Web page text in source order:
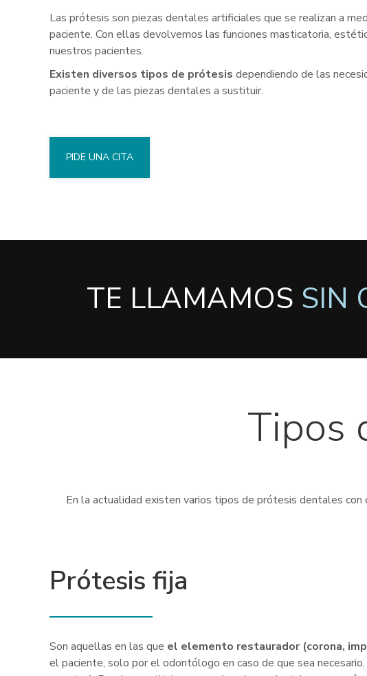
Las prótesis son piezas dentales artificiales que se realizan a
paciente. Con ellas devolvemos las funciones masticatoria,
nuestros pacientes.
Existen diversos tipos de prótesis dependiendo de las
paciente y de las piezas dentales a sustituir.
PIDE UNA CITA
TE LLAMAMOS SIN
Tipos
En la actualidad existen varios tipos de prótesis dentales con
Prótesis fija
Son aquellas en las que el elemento restaurador (corona,
el paciente, solo por el odontólogo en caso de que sea